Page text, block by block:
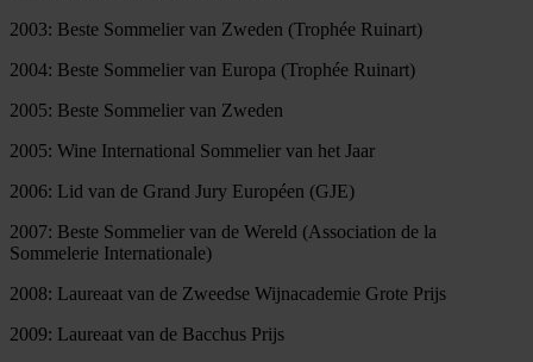
2003: Beste Sommelier van Zweden (Trophée Ruinart)
2004: Beste Sommelier van Europa (Trophée Ruinart)
2005: Beste Sommelier van Zweden
2005: Wine International Sommelier van het Jaar
2006: Lid van de Grand Jury Européen (GJE)
2007: Beste Sommelier van de Wereld (Association de la
Sommelerie Internationale)
2008: Laureaat van de Zweedse Wijnacademie Grote Prijs
2009: Laureaat van de Bacchus Prijs